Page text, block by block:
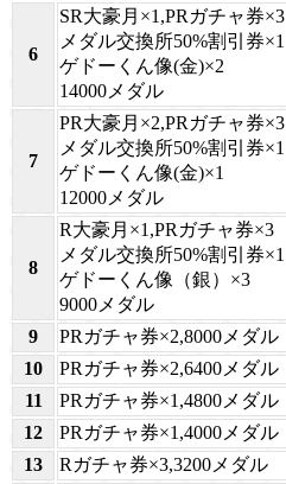
6
SR大豪月×1,PRガチャ券×3
メダル交換所50%割引券×1
ゲドーくん像(金)×2
14000メダル
7
PR大豪月×2,PRガチャ券×3
メダル交換所50%割引券×1
ゲドーくん像(金)×1
12000メダル
8
R大豪月×1,PRガチャ券×3
メダル交換所50%割引券×1
ゲドーくん像（銀）×3
9000メダル
9
PRガチャ券×2,8000メダル
10
PRガチャ券×2,6400メダル
11
PRガチャ券×1,4800メダル
12
PRガチャ券×1,4000メダル
13
Rガチャ券×3,3200メダル